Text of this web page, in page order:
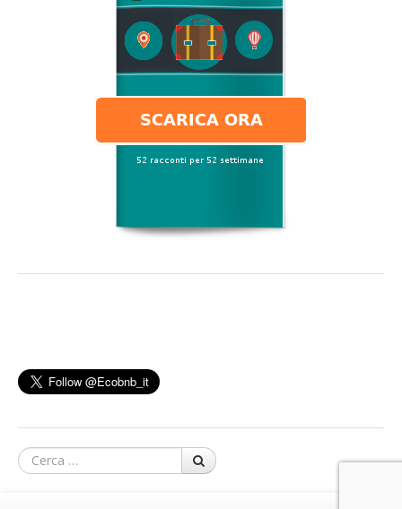
Cerca